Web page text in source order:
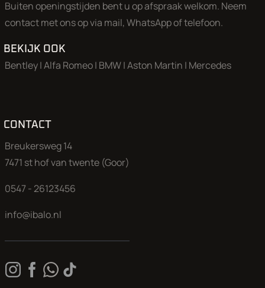
Openingstijden (bel ons even voordat u komt 50% van onze
staat in de opslag): Maandag, Dinsdag, Donderdag en
geopend.
Buiten openingstijden bent u op afspraak welkom. Neem
contact met ons op via mail, WhatsApp of telefoon.
BEKIJK OOK
Bentley|Alfa Romeo| BMW|Aston Martin | Mercedes
CONTACT
Breukersweg 14
7471 st hof van twente (Goor)
0547 - 26123456
info@ibalo.nl